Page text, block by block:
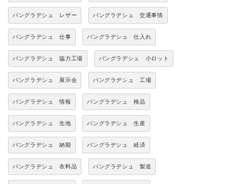
バングラデシュ レザー バングラデシュ 交通事情
バングラデシュ 仕事 バングラデシュ 仕入れ
バングラデシュ 協力工場 バングラデシュ 小ロット
バングラデシュ 展示会 バングラデシュ 工場
バングラデシュ 情報 バングラデシュ 検品
バングラデシュ 生地 バングラデシュ 生産
バングラデシュ 納期 バングラデシュ 経済
バングラデシュ 衣料品 バングラデシュ 製造